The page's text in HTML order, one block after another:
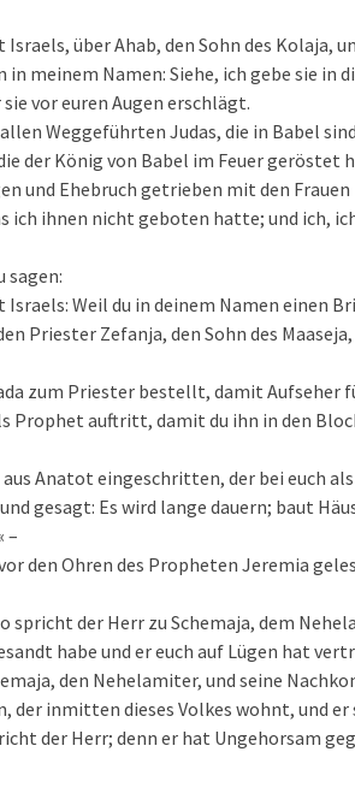
über Ahab, den Sohn des Kolaja,
in meinem Namen: Siehe, ich gebe sie in
vor euren Augen erschlägt.
Weggeführten Judas, die in Babel
der König von Babel im Feuer geröstet
und Ehebruch getrieben mit den
ich ihnen nicht geboten hatte; und ich,
sagen:
Weil du in deinem Namen einen
Priester Zefanja, den Sohn des
zum Priester bestellt, damit Aufseher
Prophet auftritt, damit du ihn in den
Anatot eingeschritten, der bei euch
gesagt: Es wird lange dauern; baut
–
den Ohren des Propheten Jeremia
spricht der Herr zu Schemaja, dem
habe und er euch auf Lügen hat
den Nehelamiter, und seine
der inmitten dieses Volkes wohnt, und er
der Herr; denn er hat Ungehorsam